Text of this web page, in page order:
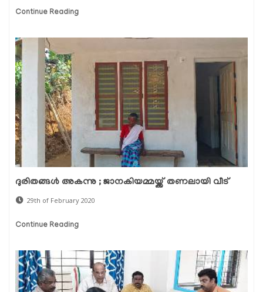
Continue Reading
ദുരിതങ്ങള്‍ അകന്നു ; ജാനകിയമ്മയ്ക്ക് തണലായി വീട്
29th of February 2020
Continue Reading